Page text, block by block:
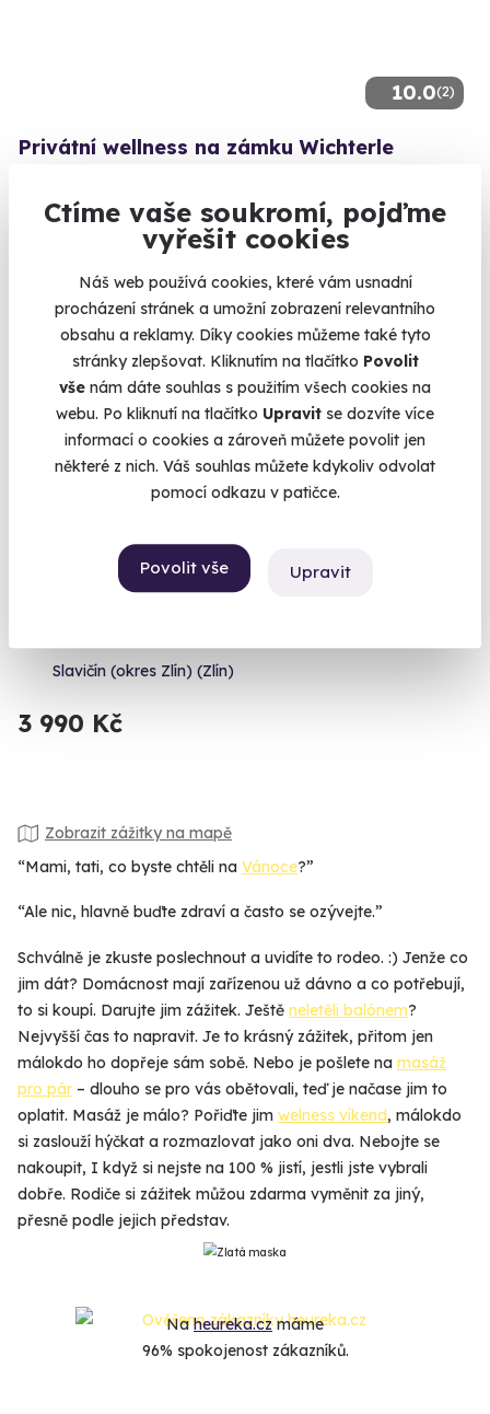
Ctíme vaše soukromí, pojďme
vyřešit cookies
Náš web používá cookies, které vám usnadní
procházení stránek a umožní zobrazení relevantního
obsahu a reklamy. Díky cookies můžeme také tyto
stránky zlepšovat. Kliknutím na tlačítko Povolit
vše nám dáte souhlas s použitím všech cookies na
webu. Po kliknutí na tlačítko Upravit se dozvíte více
informací o cookies a zároveň můžete povolit jen
některé z nich. Váš souhlas můžete kdykoliv odvolat
pomocí odkazu v patičce.
Povolit vše Upravit
10.0(2)
Privátní wellness na zámku Wichterle
Slavičín (okres Zlín) (Zlín)
2 690 Kč
Novinka
Den plný relaxace na zámku Wichterle
Slavičín (okres Zlín) (Zlín)
3 990 Kč
Zobrazit zážitky na mapě
“Mami, tati, co byste chtěli na Vánoce?”
“Ale nic, hlavně buďte zdraví a často se ozývejte.”
Schválně je zkuste poslechnout a uvidíte to rodeo. :) Jenže co
jim dát? Domácnost mají zařízenou už dávno a co potřebují,
to si koupí. Darujte jim zážitek. Ještě neletěli balónem?
Nejvyšší čas to napravit. Je to krásný zážitek, přitom jen
málokdo ho dopřeje sám sobě. Nebo je pošlete na masáž
pro pár – dlouho se pro vás obětovali, teď je načase jim to
oplatit. Masáž je málo? Pořiďte jim welness víkend, málokdo
si zaslouží hýčkat a rozmazlovat jako oni dva. Nebojte se
nakoupit, I když si nejste na 100 % jistí, jestli jste vybrali
dobře. Rodiče si zážitek můžou zdarma vyměnit za jiný,
přesně podle jejich představ.
Naheureka.czmáme
96% spokojenost zákazníků.